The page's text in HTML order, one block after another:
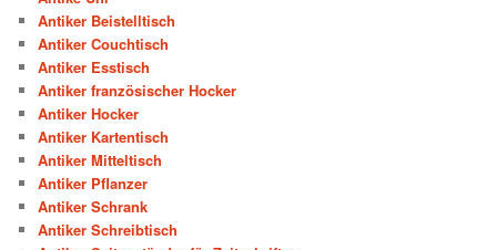
Antiker Beistelltisch
Antiker Couchtisch
Antiker Esstisch
Antiker französischer Hocker
Antiker Hocker
Antiker Kartentisch
Antiker Mitteltisch
Antiker Pflanzer
Antiker Schrank
Antiker Schreibtisch